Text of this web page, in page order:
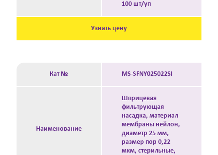
100 шт/уп
Узнать цену
Кат № MS-SFNY025022SI
Наименование
Шприцевая
фильтрующая
насадка, материал
мембраны нейлон,
диаметр 25 мм,
размер пор 0,22
мкм, стерильные,